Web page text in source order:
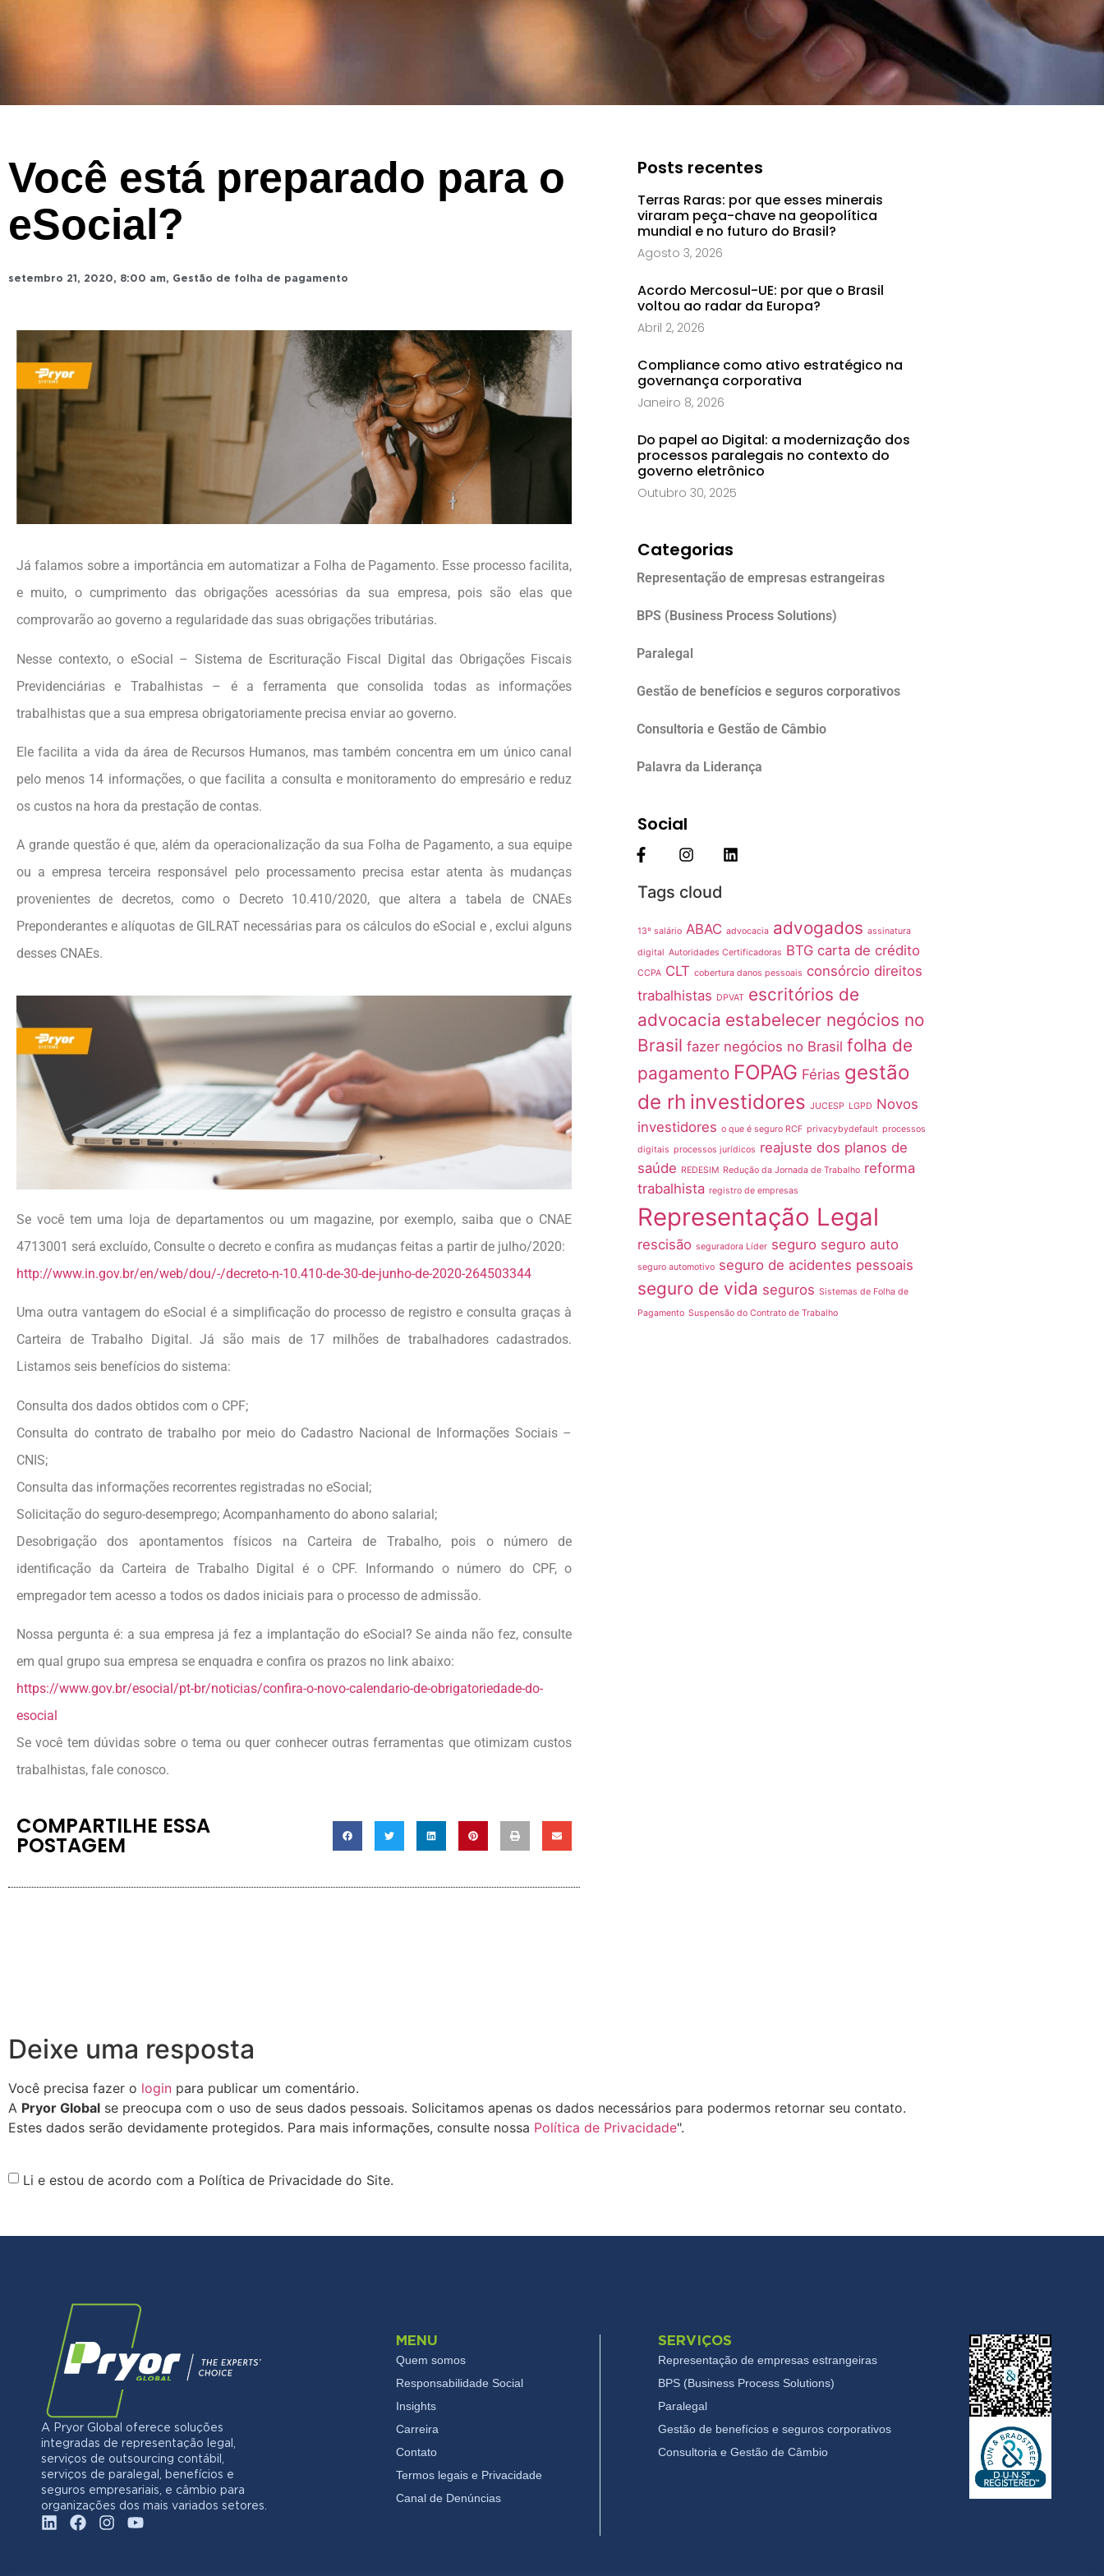
Você está preparado para o
eSocial?
setembro 21, 2020, 8:00 am, Gestão de folha de pagamento
Já falamos sobre a importância em automatizar a Folha de Pagamento. Esse processo facilita,
e muito, o cumprimento das obrigações acessórias da sua empresa, pois são elas que
comprovarão ao governo a regularidade das suas obrigações tributárias.
Nesse contexto, o eSocial – Sistema de Escrituração Fiscal Digital das Obrigações Fiscais
Previdenciárias e Trabalhistas – é a ferramenta que consolida todas as informações
trabalhistas que a sua empresa obrigatoriamente precisa enviar ao governo.
Ele facilita a vida da área de Recursos Humanos, mas também concentra em um único canal
pelo menos 14 informações, o que facilita a consulta e monitoramento do empresário e reduz
os custos na hora da prestação de contas.
A grande questão é que, além da operacionalização da sua Folha de Pagamento, a sua equipe
ou a empresa terceira responsável pelo processamento precisa estar atenta às mudanças
provenientes de decretos, como o Decreto 10.410/2020, que altera a tabela de CNAEs
Preponderantes e alíquotas de GILRAT necessárias para os cálculos do eSocial e , exclui alguns
desses CNAEs.
Se você tem uma loja de departamentos ou um magazine, por exemplo, saiba que o CNAE
4713001 será excluído, Consulte o decreto e confira as mudanças feitas a partir de julho/2020:
http://www.in.gov.br/en/web/dou/-/decreto-n-10.410-de-30-de-junho-de-2020-264503344
Uma outra vantagem do eSocial é a simplificação do processo de registro e consulta graças à
Carteira de Trabalho Digital. Já são mais de 17 milhões de trabalhadores cadastrados.
Listamos seis benefícios do sistema:
Consulta dos dados obtidos com o CPF;
Consulta do contrato de trabalho por meio do Cadastro Nacional de Informações Sociais –
CNIS;
Consulta das informações recorrentes registradas no eSocial;
Solicitação do seguro-desemprego; Acompanhamento do abono salarial;
Desobrigação dos apontamentos físicos na Carteira de Trabalho, pois o número de
identificação da Carteira de Trabalho Digital é o CPF. Informando o número do CPF, o
empregador tem acesso a todos os dados iniciais para o processo de admissão.
Nossa pergunta é: a sua empresa já fez a implantação do eSocial? Se ainda não fez, consulte
em qual grupo sua empresa se enquadra e confira os prazos no link abaixo:
https://www.gov.br/esocial/pt-br/noticias/confira-o-novo-calendario-de-obrigatoriedade-do-
esocial
Se você tem dúvidas sobre o tema ou quer conhecer outras ferramentas que otimizam custos
trabalhistas, fale conosco.
COMPARTILHE ESSA
POSTAGEM
Posts recentes
Terras Raras: por que esses minerais
viraram peça-chave na geopolítica
mundial e no futuro do Brasil?
Agosto 3, 2026
Acordo Mercosul-UE: por que o Brasil
voltou ao radar da Europa?
Abril 2, 2026
Compliance como ativo estratégico na
governança corporativa
Janeiro 8, 2026
Do papel ao Digital: a modernização dos
processos paralegais no contexto do
governo eletrônico
Outubro 30, 2025
Categorias
Representação de empresas estrangeiras
BPS (Business Process Solutions)
Paralegal
Gestão de benefícios e seguros corporativos
Consultoria e Gestão de Câmbio
Palavra da Liderança
Social
Tags cloud
13º salário ABAC advocacia advogados assinatura
digital Autoridades Certificadoras BTG carta de crédito
CCPA CLT cobertura danos pessoais consórcio direitos
trabalhistas DPVAT escritórios de
advocacia estabelecer negócios no
Brasil fazer negócios no Brasil folha de
pagamento FOPAG Férias gestão
de rh investidores JUCESP LGPD Novos
investidores o que é seguro RCF privacybydefault processos
digitais processos jurídicos reajuste dos planos de
saúde REDESIM Redução da Jornada de Trabalho reforma
trabalhista registro de empresas
Representação Legal
rescisão seguradora Líder seguro seguro auto
seguro automotivo seguro de acidentes pessoais
seguro de vida seguros Sistemas de Folha de
Pagamento Suspensão do Contrato de Trabalho
Deixe uma resposta
Você precisa fazer o login para publicar um comentário.
A Pryor Global se preocupa com o uso de seus dados pessoais. Solicitamos apenas os dados necessários para podermos retornar seu contato.
Estes dados serão devidamente protegidos. Para mais informações, consulte nossa Política de Privacidade".
Li e estou de acordo com a Política de Privacidade do Site.
A Pryor Global oferece soluções
integradas de representação legal,
serviços de outsourcing contábil,
serviços de paralegal, benefícios e
seguros empresariais, e câmbio para
organizações dos mais variados setores.
MENU
Quem somos
Responsabilidade Social
Insights
Carreira
Contato
Termos legais e Privacidade
Canal de Denúncias
SERVIÇOS
Representação de empresas estrangeiras
BPS (Business Process Solutions)
Paralegal
Gestão de benefícios e seguros corporativos
Consultoria e Gestão de Câmbio